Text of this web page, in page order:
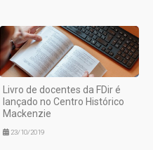
Livro de docentes da FDir é
lançado no Centro Histórico
Mackenzie
23/10/2019